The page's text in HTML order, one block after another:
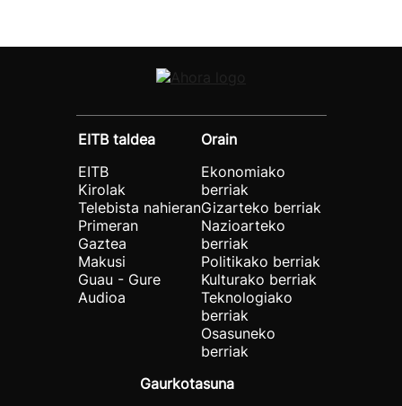
EITB taldea
EITB
Kirolak
Telebista nahieran
Primeran
Gaztea
Makusi
Guau - Gure
Audioa
Orain
Ekonomiako
berriak
Gizarteko berriak
Nazioarteko
berriak
Politikako berriak
Kulturako berriak
Teknologiako
berriak
Osasuneko
berriak
Gaurkotasuna